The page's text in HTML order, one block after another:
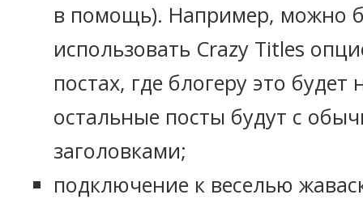
в помощь). Например, можно
использовать Crazy Titles
постах, где блогеру это будет
остальные посты будут с
заголовками;
подключение к веселью